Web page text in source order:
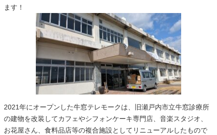
ます！
2021年にオープンした牛窓テレモークは、旧瀬戸内市立牛窓診療所
の建物を改装してカフェやシフォンケーキ専門店、音楽スタジオ、
お花屋さん、食料品店等の複合施設としてリニューアルしたもので